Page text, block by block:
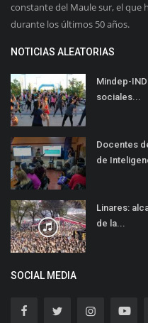
constante del Maule sur, el que
durante los últimos 50 años.
NOTICIAS ALEATORIAS
Mindep-
sociales...
Docentes
de
Linares:
de la...
SOCIAL MEDIA